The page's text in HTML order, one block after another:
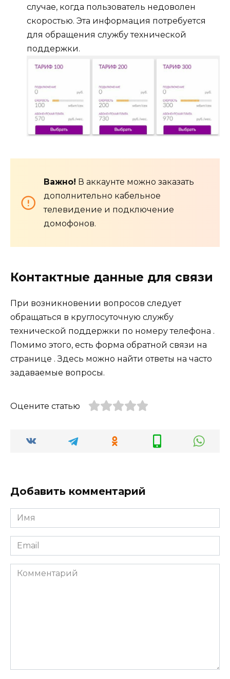
случае, когда пользователь недоволен
скоростью. Эта информация потребуется
для обращения службу технической
поддержки.
Важно! В аккаунте можно заказать
дополнительно кабельное
телевидение и подключение
домофонов.
Контактные данные для связи
При возникновении вопросов следует
обращаться в круглосуточную службу
технической поддержки по номеру телефона .
Помимо этого, есть форма обратной связи на
странице . Здесь можно найти ответы на часто
задаваемые вопросы.
Оцените статью
Добавить комментарий
Имя
*
Email
*
Комментарий